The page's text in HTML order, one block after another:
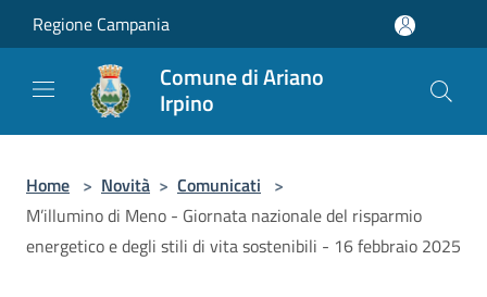
Salta al contenuto principale
Regione Campania
Comune di Ariano
Irpino
Home > Novità > Comunicati >
M’illumino di Meno - Giornata nazionale del risparmio
energetico e degli stili di vita sostenibili - 16 febbraio 2025